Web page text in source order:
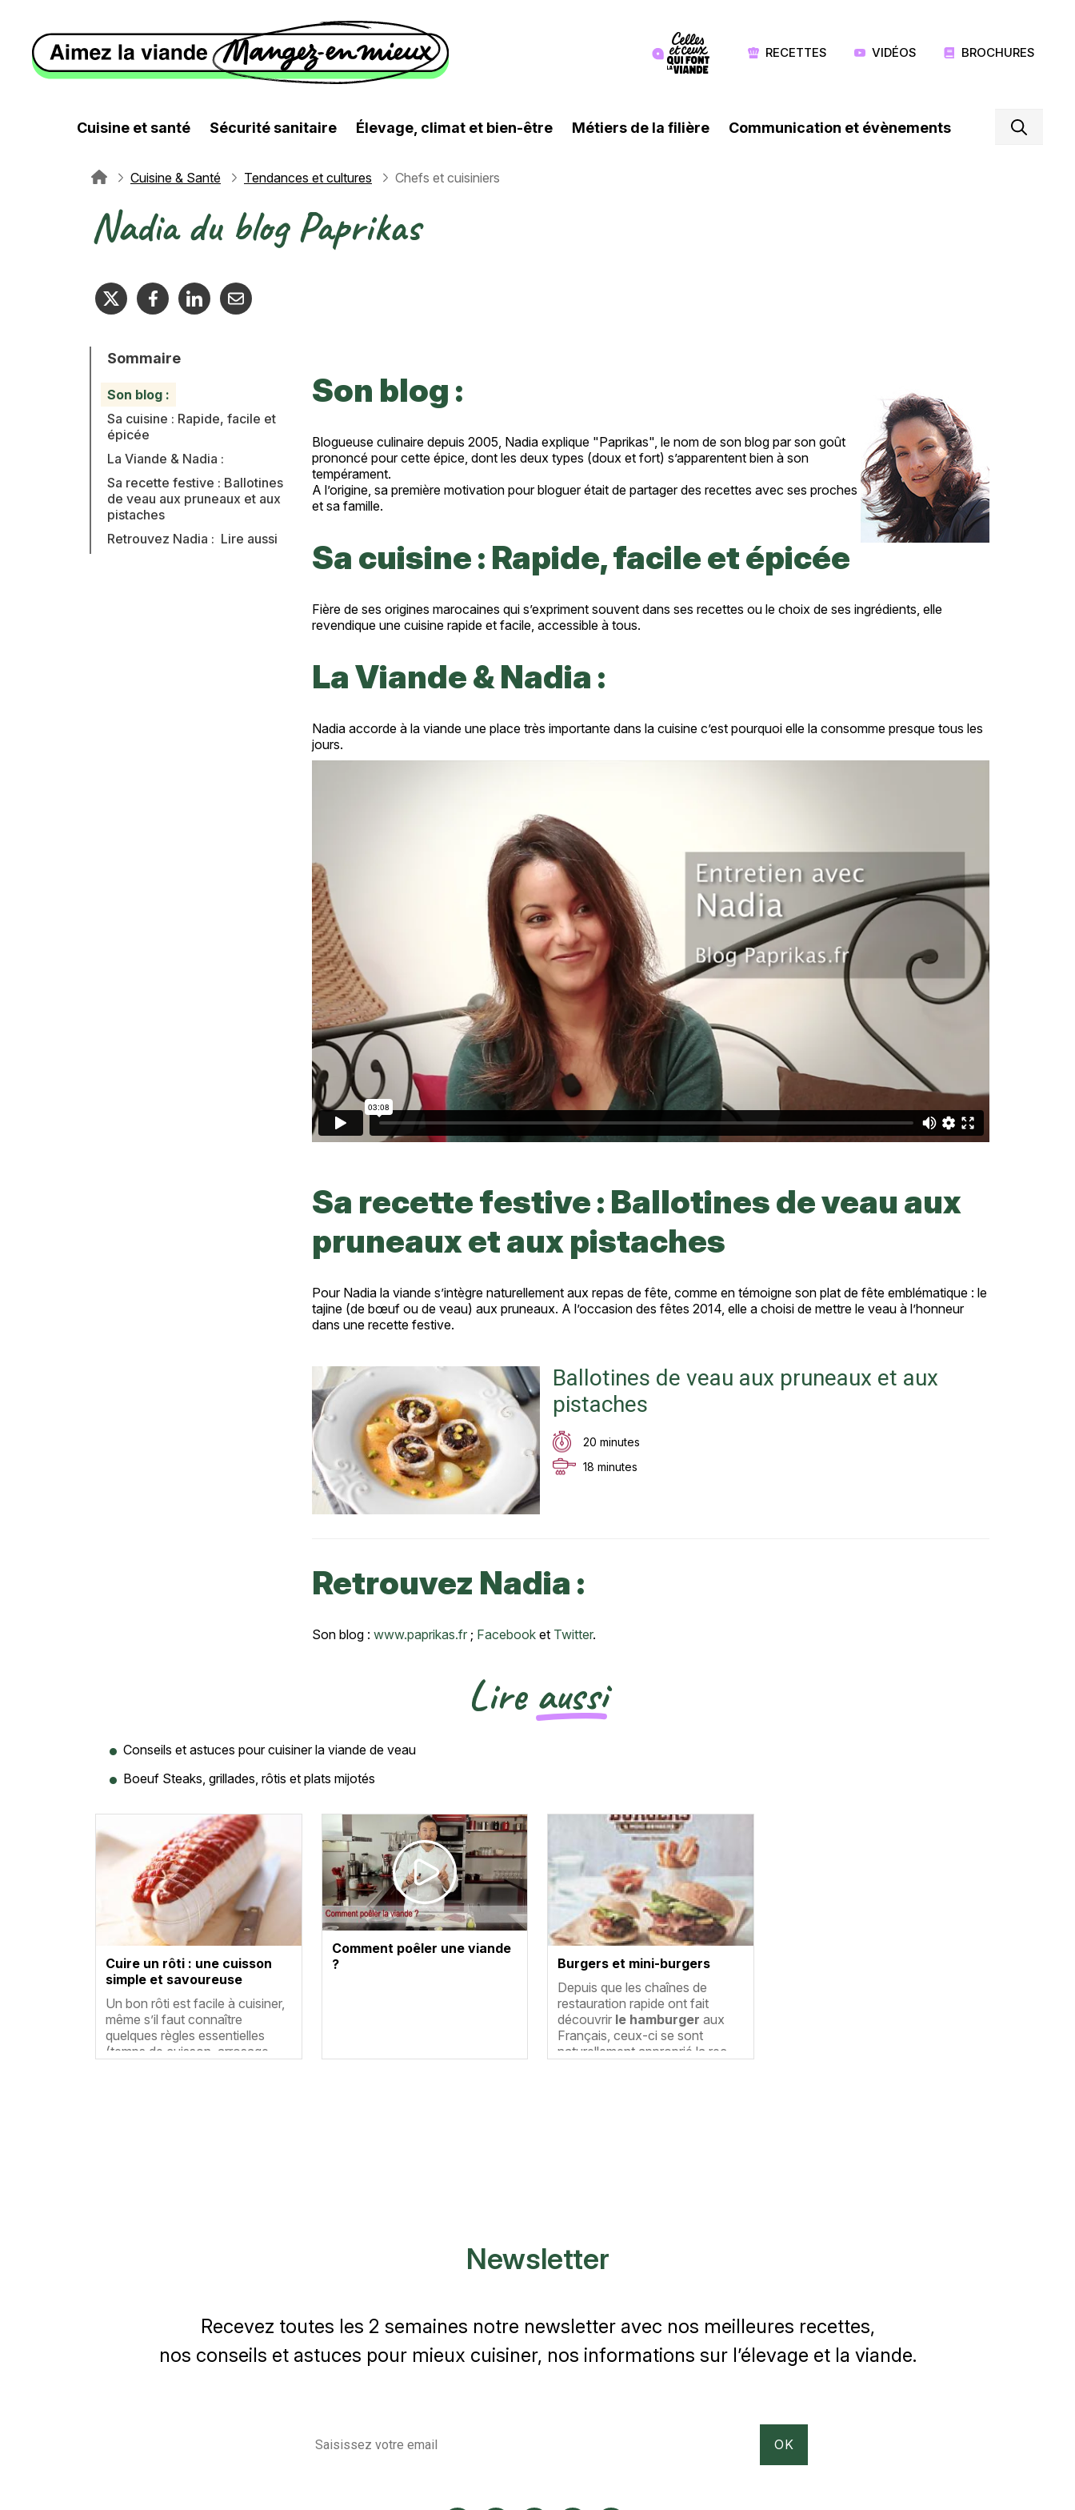
Image
RECETTES VIDÉOS BROCHURES
Cuisine et santé Sécurité sanitaire Élevage, climat et bien-être Métiers de la filière Communication et évènements
Fil d'ArianeCuisine & Santé Tendances et cultures Chefs et cuisiniers
Nadia du blog Paprikas
Sommaire
Son blog :
Sa cuisine : Rapide, facile et
épicée
La Viande & Nadia :
Sa recette festive : Ballotines
de veau aux pruneaux et aux
pistaches
Retrouvez Nadia : Lire aussi
Texte
Son blog :
Blogueuse culinaire depuis 2005, Nadia explique "Paprikas", le nom de son blog par son goût
prononcé pour cette épice, dont les deux types (doux et fort) s’apparentent bien à son
tempérament.
A l’origine, sa première motivation pour bloguer était de partager des recettes avec ses proches
et sa famille.
Sa cuisine : Rapide, facile et épicée
Fière de ses origines marocaines qui s’expriment souvent dans ses recettes ou le choix de ses ingrédients, elle
revendique une cuisine rapide et facile, accessible à tous.
La Viande & Nadia :
Nadia accorde à la viande une place très importante dans la cuisine c’est pourquoi elle la consomme presque tous les
jours.
Sa recette festive : Ballotines de veau aux
pruneaux et aux pistaches
Pour Nadia la viande s’intègre naturellement aux repas de fête, comme en témoigne son plat de fête emblématique : le
tajine (de bœuf ou de veau) aux pruneaux. A l’occasion des fêtes 2014, elle a choisi de mettre le veau à l’honneur
dans une recette festive.
Ballotines de veau aux pruneaux et aux
pistaches
20 minutes
18 minutes
Texte
Retrouvez Nadia :
Son blog : www.paprikas.fr; Facebooket Twitter.
Lire aussi
Conseils et astuces pour cuisiner la viande de veau
Boeuf Steaks, grillades, rôtis et plats mijotés
Cuire un rôti : une cuisson
simple et savoureuse
Résumé
Un bon rôti est facile à cuisiner,
même s’il faut connaître
quelques règles essentielles
(temps de cuisson, arrosage……
Comment poêler une viande
?
Burgers et mini-burgers
Résumé
Depuis que les chaînes de
restauration rapide ont fait
découvrir le hamburger aux
Français, ceux-ci se sont
naturellement approprié la rec…
Newsletter
Recevez toutes les 2 semaines notre newsletter avec nos meilleures recettes,
nos conseils et astuces pour mieux cuisiner, nos informations sur l’élevage et la viande.